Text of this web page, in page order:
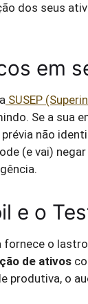
dos seus
em
SUSEP
Se a sua
não
(e vai)
e o
o
de ativos
produtiva, o